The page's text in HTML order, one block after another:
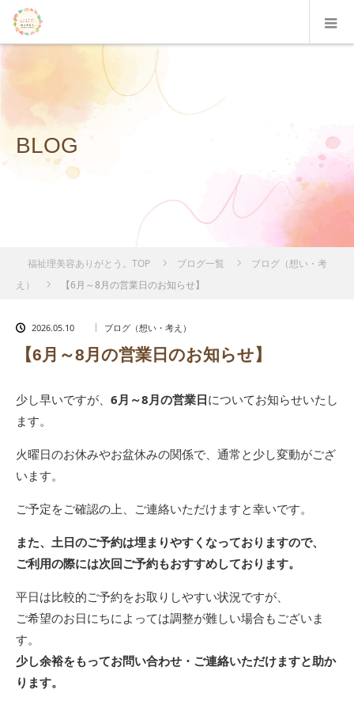
BLOG
福祉理美容ありがとう。TOP ブログ一覧
ブログ（想い・考
え）
【6月～8月の営業日のお知らせ】
2026.05.10 ブログ（想い・考え）
【6月～8月の営業日のお知らせ】
少し早いですが、 6月～8月の営業日についてお知らせいたし
ます。
火曜日のお休みやお盆休みの関係で、通常と少し変動がござ
います。
ご予定をご確認の上、ご連絡いただけますと幸いです。
また、土日のご予約は埋まりやすくなっておりますので、
ご利用の際には次回ご予約もおすすめしております。
平日は比較的ご予約をお取りしやすい状況ですが、
ご希望のお日にちによっては調整が難しい場合もございま
す。
少し余裕をもってお問い合わせ・ご連絡いただけますと助か
ります。